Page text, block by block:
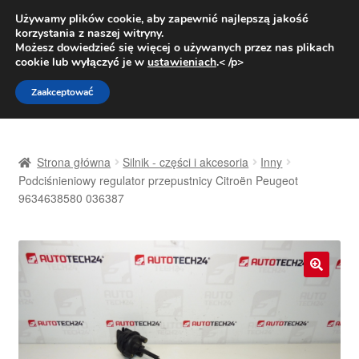
DOSTAWA od 31 zł
Pn.-pt. 9:00-16:00800 003 167
Przejdź
do
nawigacji
Przejdź
do
treści
Dostawa
Kontakt
O nas
Strona główna Silnik - części i akcesoria
Inny
Podciśnieniowy regulator przepustnicy Citroën Peugeot
9634638580 036387
Używamy plików cookie, aby zapewnić najlepszą jakość
korzystania z naszej witryny.
Możesz dowiedzieć się więcej o używanych przez nas plikach
cookie lub wyłączyć je w ustawieniach.< /p>
Zaakceptować